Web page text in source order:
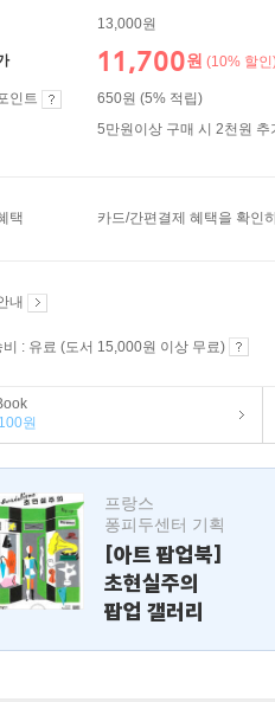
13,000원
11,700원 (10% 할인
인트
650원 (5% 적립)
5만원이상 구매 시 2천원 추
택 카드/간편결제 혜택을 확인
내
비 : 유료 (도서 15,000원 이상 무료)
원
프랑스
퐁피두센터 기획
[아트 팝업북]
초현실주의
팝업 갤러리